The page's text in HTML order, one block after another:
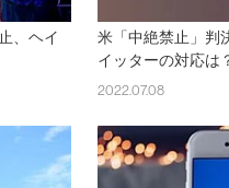
、ヘイ
米「中絶禁止」判
イッターの対応は
2022.07.08